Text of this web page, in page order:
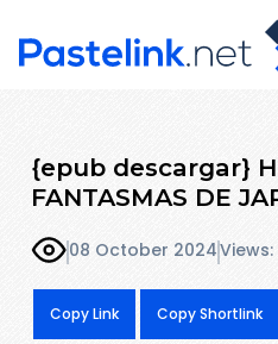
{epub descargar}
FANTASMAS DE
08 October 2024Views:
Copy Link Copy Shortlink